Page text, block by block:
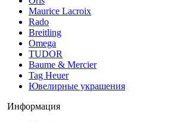
Maurice Lacroix
Rado
Breitling
Omega
TUDOR
Baume & Mercier
Tag Heuer
Ювелирные украшения
Информация